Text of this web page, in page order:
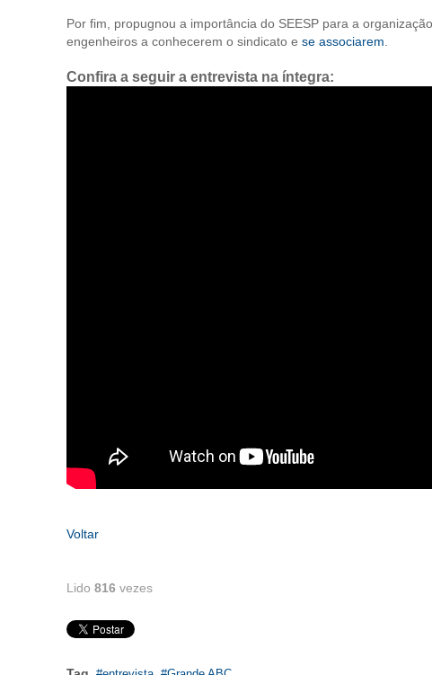
Por fim, propugnou a importância do SEESP para a
engenheiros a conhecerem o sindicato e se associarem
Confira a seguir a entrevista na íntegra:
Voltar
Lido 816 vezes